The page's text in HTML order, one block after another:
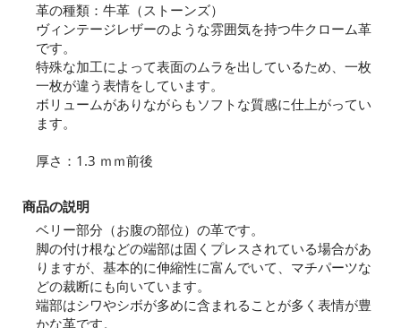
革の種類：牛革（ストーンズ）
ヴィンテージレザーのような雰囲気を持つ牛クローム革
です。
特殊な加工によって表面のムラを出しているため、一枚
一枚が違う表情をしています。
ボリュームがありながらもソフトな質感に仕上がってい
ます。
厚さ：1.3 ｍｍ前後
商品の説明
ベリー部分（お腹の部位）の革です。
脚の付け根などの端部は固くプレスされている場合があ
りますが、基本的に伸縮性に富んでいて、マチパーツな
どの裁断にも向いています。
端部はシワやシボが多めに含まれることが多く表情が豊
かな革です。